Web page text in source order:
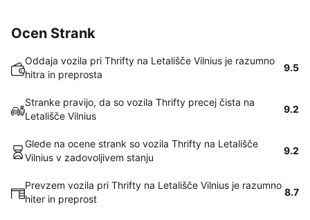
Ocen Strank
Oddaja vozila pri Thrifty na Letališče Vilnius je razumno
hitra in preprosta
9.5
Stranke pravijo, da so vozila Thrifty precej čista na
Letališče Vilnius
9.2
Glede na ocene strank so vozila Thrifty na Letališče
Vilnius v zadovoljivem stanju
9.2
Prevzem vozila pri Thrifty na Letališče Vilnius je razumno
hiter in preprost
8.7